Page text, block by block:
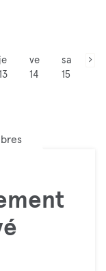
je
ve
14
sa
15